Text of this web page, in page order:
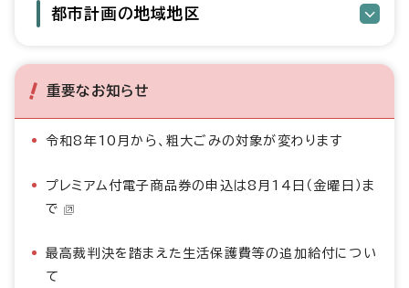
都市計画の地域地区
重要なお知らせ
令和8年10月から、粗大ごみの対象が変わります
プレミアム付電子商品券の申込は8月14日（金曜日）ま
で
最高裁判決を踏まえた生活保護費等の追加給付につい
て